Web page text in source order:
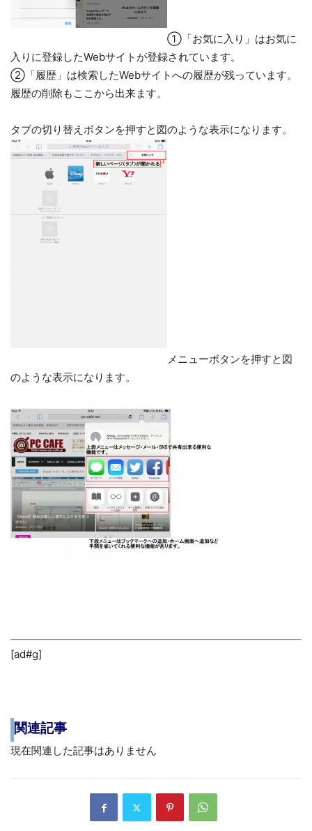
①「お気に入り」はお気に
入りに登録したWebサイトが登録されています。
②「履歴」は検索したWebサイトへの履歴が残っています。
履歴の削除もここから出来ます。
タブの切り替えボタンを押すと図のような表示になります。
メニューボタンを押すと図
のような表示になります。
[ad#g]
関連記事
現在関連した記事はありません